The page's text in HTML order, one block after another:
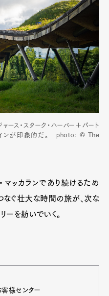
ス・スターク・ハーバー＋パート
インが印象的だ。 photo: © The
マッカランであり続けるため
なぐ壮大な時間の旅が、次な
ーを紡いでいく。
客様センター